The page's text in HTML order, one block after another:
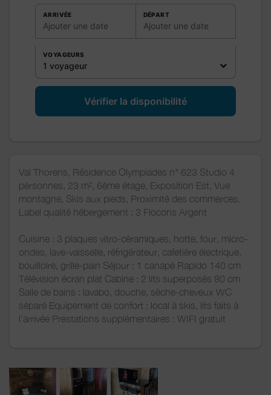
ARRIVÉE
Ajouter une date
DÉPART
Ajouter une date
VOYAGEURS
1 voyageur
Vérifier la disponibilité
Val Thorens, Résidence Olympiades n° 623 Studio 4
personnes, 23 m², 6ème étage, Exposition Est, Vue
montagne, Skis aux pieds, Proximité des commerces.
Label qualité hébergement : 3 Flocons Argent
Cuisine : 3 plaques vitro-céramiques, hotte, four, micro-
ondes, lave-vaisselle, réfrigérateur, cafetière électrique,
bouilloire, grille-pain Séjour : 1 canapé Rapido 140 cm
Télévision écran plat Cabine : 2 lits superposés 80 cm
Salle de bains : lavabo, douche, sèche-cheveux WC
séparé Equipement de confort : local à skis, lits faits à
l'arrivée Prestations supplémentaires : WIFI gratuit